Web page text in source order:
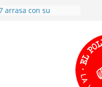
arrasa con su